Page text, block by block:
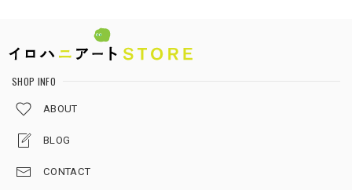
SHOP INFO
ABOUT
BLOG
CONTACT